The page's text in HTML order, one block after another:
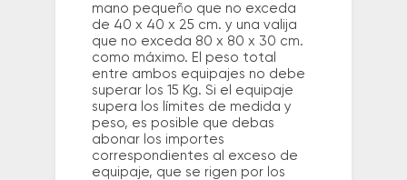
mano pequeño que no exceda
de 40 x 40 x 25 cm. y una valija
que no exceda 80 x 80 x 30 cm.
como máximo. El peso total
entre ambos equipajes no debe
superar los 15 Kg. Si el equipaje
supera los límites de medida y
peso, es posible que debas
abonar los importes
correspondientes al exceso de
equipaje, que se rigen por los